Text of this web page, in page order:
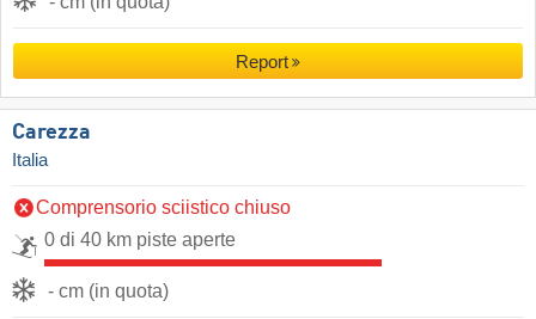
Report
Carezza
Italia
Comprensorio sciistico chiuso
0 di 40 km piste aperte
- cm (in quota)